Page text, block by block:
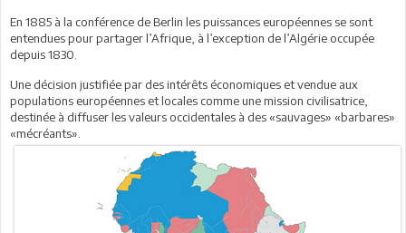
En 1885 à la conférence de Berlin les puissances européennes se sont
entendues pour partager l’Afrique, à l’exception de l’Algérie occupée
depuis 1830.
Une décision justifiée par des intérêts économiques et vendue aux
populations européennes et locales comme une mission civilisatrice,
destinée à diffuser les valeurs occidentales à des «sauvages» «barbares»
«mécréants».